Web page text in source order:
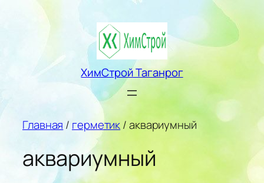
Перейти
ХимСтрой Таганрог
Главная / герметик/ аквариумный
аквариумный